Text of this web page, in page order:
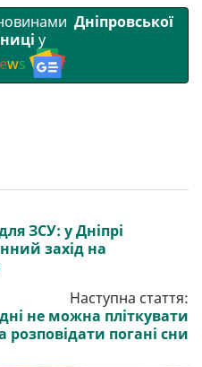
Дніпровської
у
ews
ЗСУ: у Дніпрі
захід на
Наступна стаття:
не можна пліткувати
розповідати погані сни